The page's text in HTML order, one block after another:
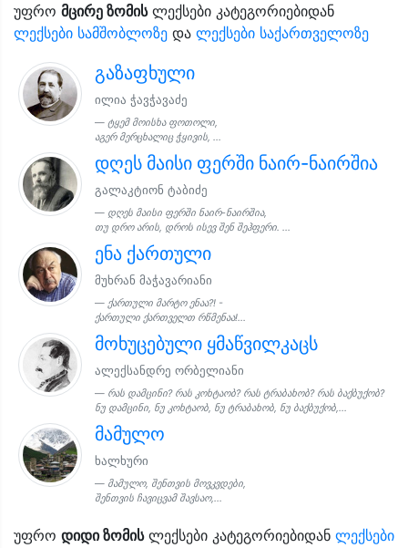
უფრო მცირე ზომისლექსები კატეგორიებიდან
ლექსები სამშობლოზე და ლექსები საქართველოზე
გაზაფხული
ილია ჭავჭავაძე
ტყემ მოისხა ფოთოლი,
აგერ მერცხალიც ჭყივის, ...
დღეს მაისი ფერში ნაირ-ნაირშია
გალაკტიონ ტაბიძე
დღეს მაისი ფერში ნაირ-ნაირშია,
თუ დრო არის, დროს ისევ შენ შეჰფერი. ...
ენა ქართული
მუხრან მაჭავარიანი
ქართული მარტო ენაა?! -
ქართული ქართველთ რწმენაა!...
მოხუცებული ყმაწვილკაცს
ალექსანდრე ორბელიანი
რას დამცინი? რას კოხტაობ? რას ტრაბახობ? რას ბაქბუქობ?
ნუ დამცინი, ნუ კოხტაობ, ნუ ტრაბახობ, ნუ ბაქბუქობ,...
მამულო
ხალხური
მამულო, შენთვის მოვკვდები,
შენთვის ჩავიცვამ შავსაო,...
უფრო დიდი ზომისლექსები კატეგორიებიდან ლექსები